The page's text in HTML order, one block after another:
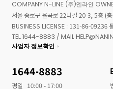
COMPANY N-LINE (주)엔라인
서울 종로구 율곡로 22나길 20-3, 5층 (
BUSINESS LICENSE : 131-86-09236
TEL 1644-8883 / MAIL
사업자 정보확인
1644-8883
평일
10:00 - 17:00